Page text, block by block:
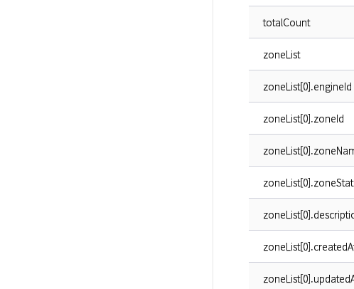
totalCount
zoneList
zoneList[0].engineId
zoneList[0].zoneId